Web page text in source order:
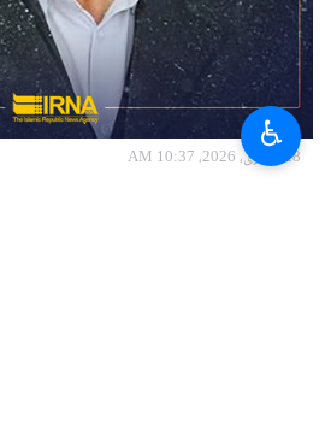
28 جنوری، 2026، 10:37 AM
♿︎